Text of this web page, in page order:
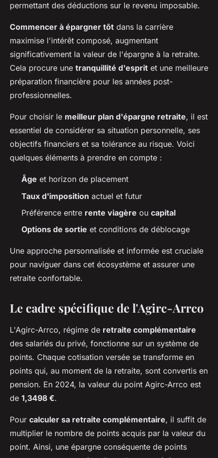
permettant des déductions sur le revenu imposable.
Commencer à épargner tôt dans la carrière
maximise l'intérêt composé, augmentant
significativement la valeur de l'épargne à la retraite.
Cela procure une tranquillité d'esprit et une meilleure
préparation financière pour les années post-
professionnelles.
Pour choisir le meilleur plan d'épargne retraite, il est
essentiel de considérer sa situation personnelle, ses
objectifs financiers et sa tolérance au risque. Voici
quelques éléments à prendre en compte :
Âge et horizon de placement
Taux d'imposition actuel et futur
Préférence entre rente viagère ou capital
Options de sortie et conditions de déblocage
Une approche personnalisée et informée est cruciale
pour naviguer dans cet écosystème et assurer une
retraite confortable.
Le cadre spécifique de l'Agirc-Arrco
L'Agirc-Arrco, régime de retraite complémentaire
des salariés du privé, fonctionne sur un système de
points. Chaque cotisation versée se transforme en
points qui, au moment de la retraite, sont convertis en
pension. En 2024, la valeur du point Agirc-Arrco est
de 1,3498 €.
Pour calculer sa retraite complémentaire, il suffit de
multiplier le nombre de points acquis par la valeur du
point. Ainsi, une épargne conséquente de points